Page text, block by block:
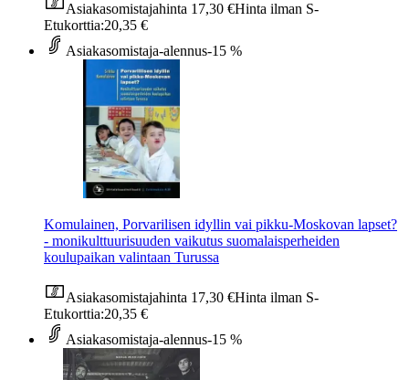
Asiakasomistajahinta 17,30 €Hinta ilman S-
Etukorttia:20,35 €
Asiakasomistaja-alennus-15 %
Komulainen, Porvarilisen idyllin vai pikku-Moskovan lapset?
- monikulttuurisuuden vaikutus suomalaisperheiden
koulupaikan valintaan Turussa
Asiakasomistajahinta 17,30 €Hinta ilman S-
Etukorttia:20,35 €
Asiakasomistaja-alennus-15 %